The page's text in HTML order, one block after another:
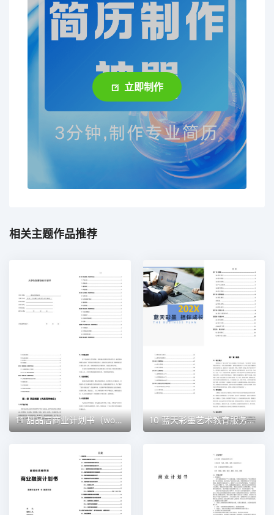
立即制作
相关主题作品推荐
11 甜品店商业计划书（word+ppt配套）创业计划书word模板 10 蓝天彩墨艺术教育服务平台商业计划书（word+ppt配套）创业计划书word模板